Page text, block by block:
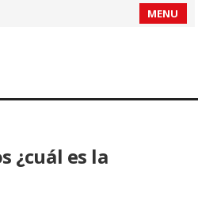
MENU
¿cuál es la